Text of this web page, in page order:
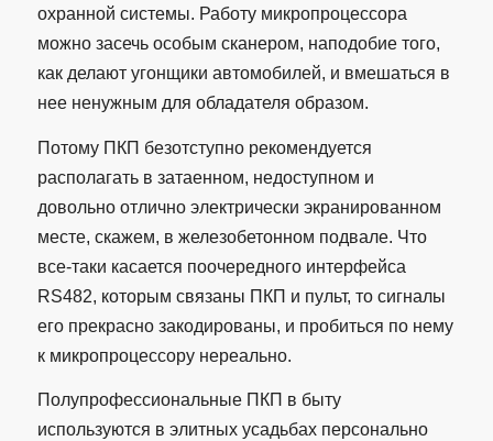
охранной системы. Работу микропроцессора
можно засечь особым сканером, наподобие того,
как делают угонщики автомобилей, и вмешаться в
нее ненужным для обладателя образом.
Потому ПКП безотступно рекомендуется
располагать в затаенном, недоступном и
довольно отлично электрически экранированном
месте, скажем, в железобетонном подвале. Что
все-таки касается поочередного интерфейса
RS482, которым связаны ПКП и пульт, то сигналы
его прекрасно закодированы, и пробиться по нему
к микропроцессору нереально.
Полупрофессиональные ПКП в быту
используются в элитных усадьбах персонально